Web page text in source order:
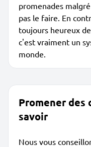
promenades
pas le faire. En
toujours heureux
c'est vraiment un
monde.
Promener des
savoir
Nous vous